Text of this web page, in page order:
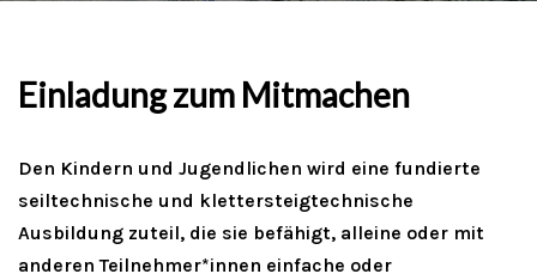
Einladung zum Mitmachen
Den Kindern und Jugendlichen wird eine fundierte
seiltechnische und klettersteigtechnische
Ausbildung zuteil, die sie befähigt, alleine oder mit
anderen Teilnehmer*innen einfache oder